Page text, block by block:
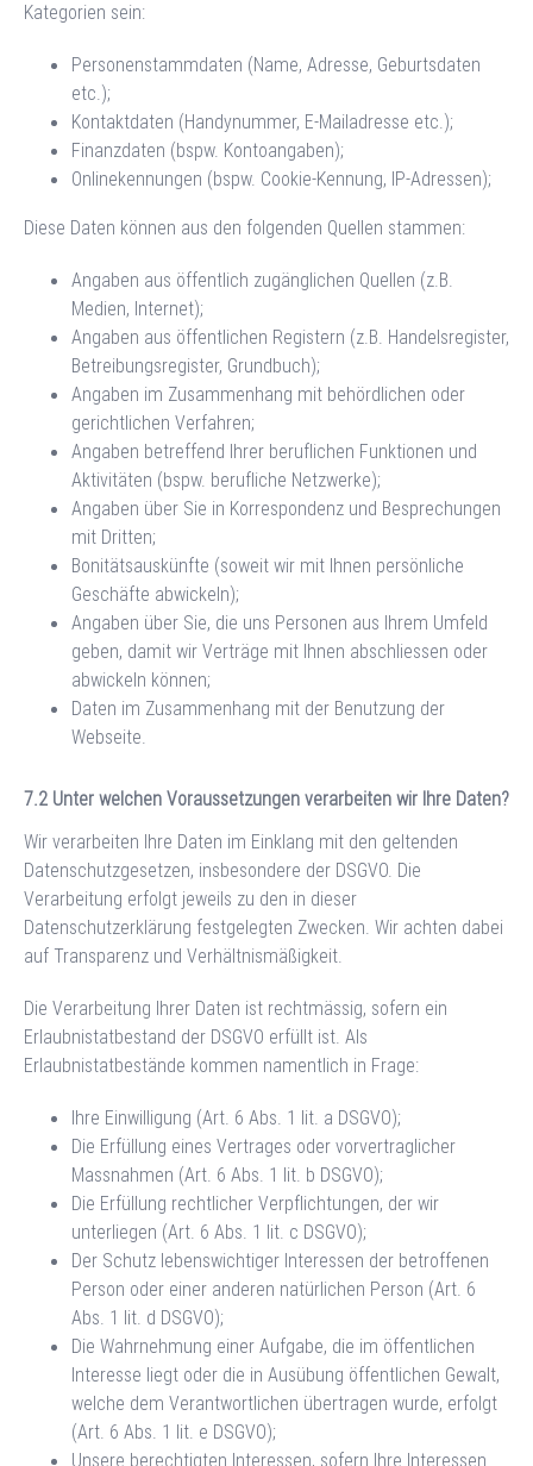
Kategorien sein:
Personenstammdaten (Name, Adresse, Geburtsdaten
etc.);
Kontaktdaten (Handynummer, E-Mailadresse etc.);
Finanzdaten (bspw. Kontoangaben);
Onlinekennungen (bspw. Cookie-Kennung, IP-Adressen);
Diese Daten können aus den folgenden Quellen stammen:
Angaben aus öffentlich zugänglichen Quellen (z.B.
Medien, Internet);
Angaben aus öffentlichen Registern (z.B. Handelsregister,
Betreibungsregister, Grundbuch);
Angaben im Zusammenhang mit behördlichen oder
gerichtlichen Verfahren;
Angaben betreffend Ihrer beruflichen Funktionen und
Aktivitäten (bspw. berufliche Netzwerke);
Angaben über Sie in Korrespondenz und Besprechungen
mit Dritten;
Bonitätsauskünfte (soweit wir mit Ihnen persönliche
Geschäfte abwickeln);
Angaben über Sie, die uns Personen aus Ihrem Umfeld
geben, damit wir Verträge mit Ihnen abschliessen oder
abwickeln können;
Daten im Zusammenhang mit der Benutzung der
Webseite.
Unter welchen Voraussetzungen verarbeiten wir Ihre Daten?
Wir verarbeiten Ihre Daten im Einklang mit den geltenden
Datenschutzgesetzen, insbesondere der DSGVO. Die
Verarbeitung erfolgt jeweils zu den in dieser
Datenschutzerklärung festgelegten Zwecken. Wir achten dabei
auf Transparenz und Verhältnismäßigkeit.
Die Verarbeitung Ihrer Daten ist rechtmässig, sofern ein
Erlaubnistatbestand der DSGVO erfüllt ist. Als
Erlaubnistatbestände kommen namentlich in Frage:
Ihre Einwilligung (Art. 6 Abs. 1 lit. a DSGVO);
Die Erfüllung eines Vertrages oder vorvertraglicher
Massnahmen (Art. 6 Abs. 1 lit. b DSGVO);
Die Erfüllung rechtlicher Verpflichtungen, der wir
unterliegen (Art. 6 Abs. 1 lit. c DSGVO);
Der Schutz lebenswichtiger Interessen der betroffenen
Person oder einer anderen natürlichen Person (Art. 6
Abs. 1 lit. d DSGVO);
Die Wahrnehmung einer Aufgabe, die im öffentlichen
Interesse liegt oder die in Ausübung öffentlichen Gewalt,
welche dem Verantwortlichen übertragen wurde, erfolgt
(Art. 6 Abs. 1 lit. e DSGVO);
Unsere berechtigten Interessen, sofern Ihre Interessen